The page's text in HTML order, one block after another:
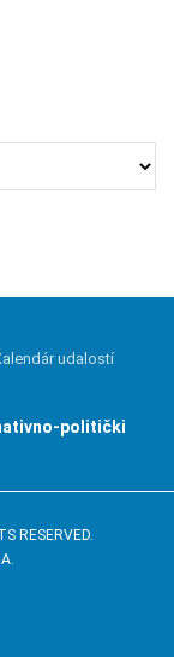
udalostí
politički
RESERVED.